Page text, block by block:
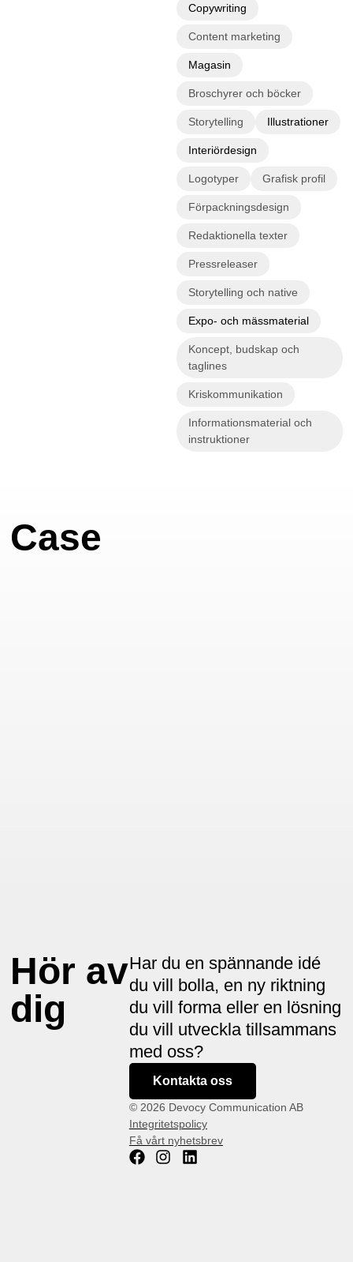
Copywriting
Content marketing
Magasin
Broschyrer och böcker
Storytelling Illustrationer
Interiördesign
Logotyper Grafisk profil
Förpackningsdesign
Redaktionella texter
Pressreleaser
Storytelling och native
Expo- och mässmaterial
Koncept, budskap och
taglines
Kriskommunikation
Informationsmaterial och
instruktioner
Case
Hör av
dig
Har du en spännande idé
du vill bolla, en ny riktning
du vill forma eller en lösning
du vill utveckla tillsammans
med oss?
Kontakta oss
© 2026 Devocy Communication AB
Integritetspolicy
Få vårt nyhetsbrev